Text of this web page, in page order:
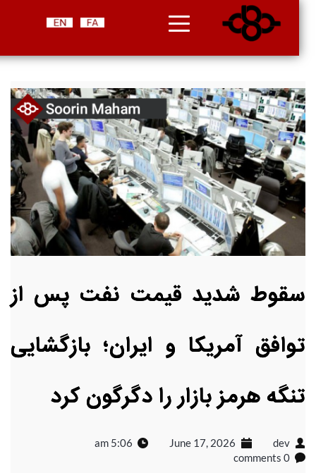
سقوط شدید قیمت نفت پس از
توافق آمریکا و ایران؛ بازگشایی
تنگه هرمز بازار را دگرگون کرد
dev
June 17, 2026
5:06 am
0 comments